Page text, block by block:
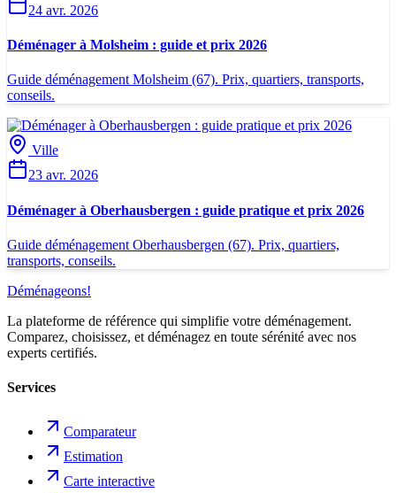
24 avr. 2026
Déménager à Molsheim : guide et prix 2026
Guide déménagement Molsheim (67). Prix, quartiers, transports,
conseils.
Ville
23 avr. 2026
Déménager à Oberhausbergen : guide pratique et prix 2026
Guide déménagement Oberhausbergen (67). Prix, quartiers,
transports, conseils.
Déménageons!
La plateforme de référence qui simplifie votre déménagement.
Comparez, choisissez, et déménagez en toute sérénité avec nos
experts certifiés.
Services
Comparateur
Estimation
Carte interactive